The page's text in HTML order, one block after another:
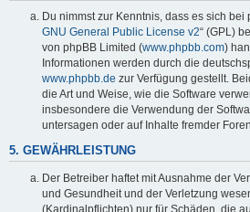
Du nimmst zur Kenntnis, dass es sich bei
GNU General Public License v2“ (GPL)
von phpBB Limited (www.phpbb.com)
Informationen werden durch die
www.phpbb.de zur Verfügung gestellt.
die Art und Weise, wie die Software
insbesondere die Verwendung der
untersagen oder auf Inhalte fremder
5. GEWÄHRLEISTUNG
Der Betreiber haftet mit Ausnahme der
und Gesundheit und der Verletzung
(Kardinalpflichten) nur für Schäden, die